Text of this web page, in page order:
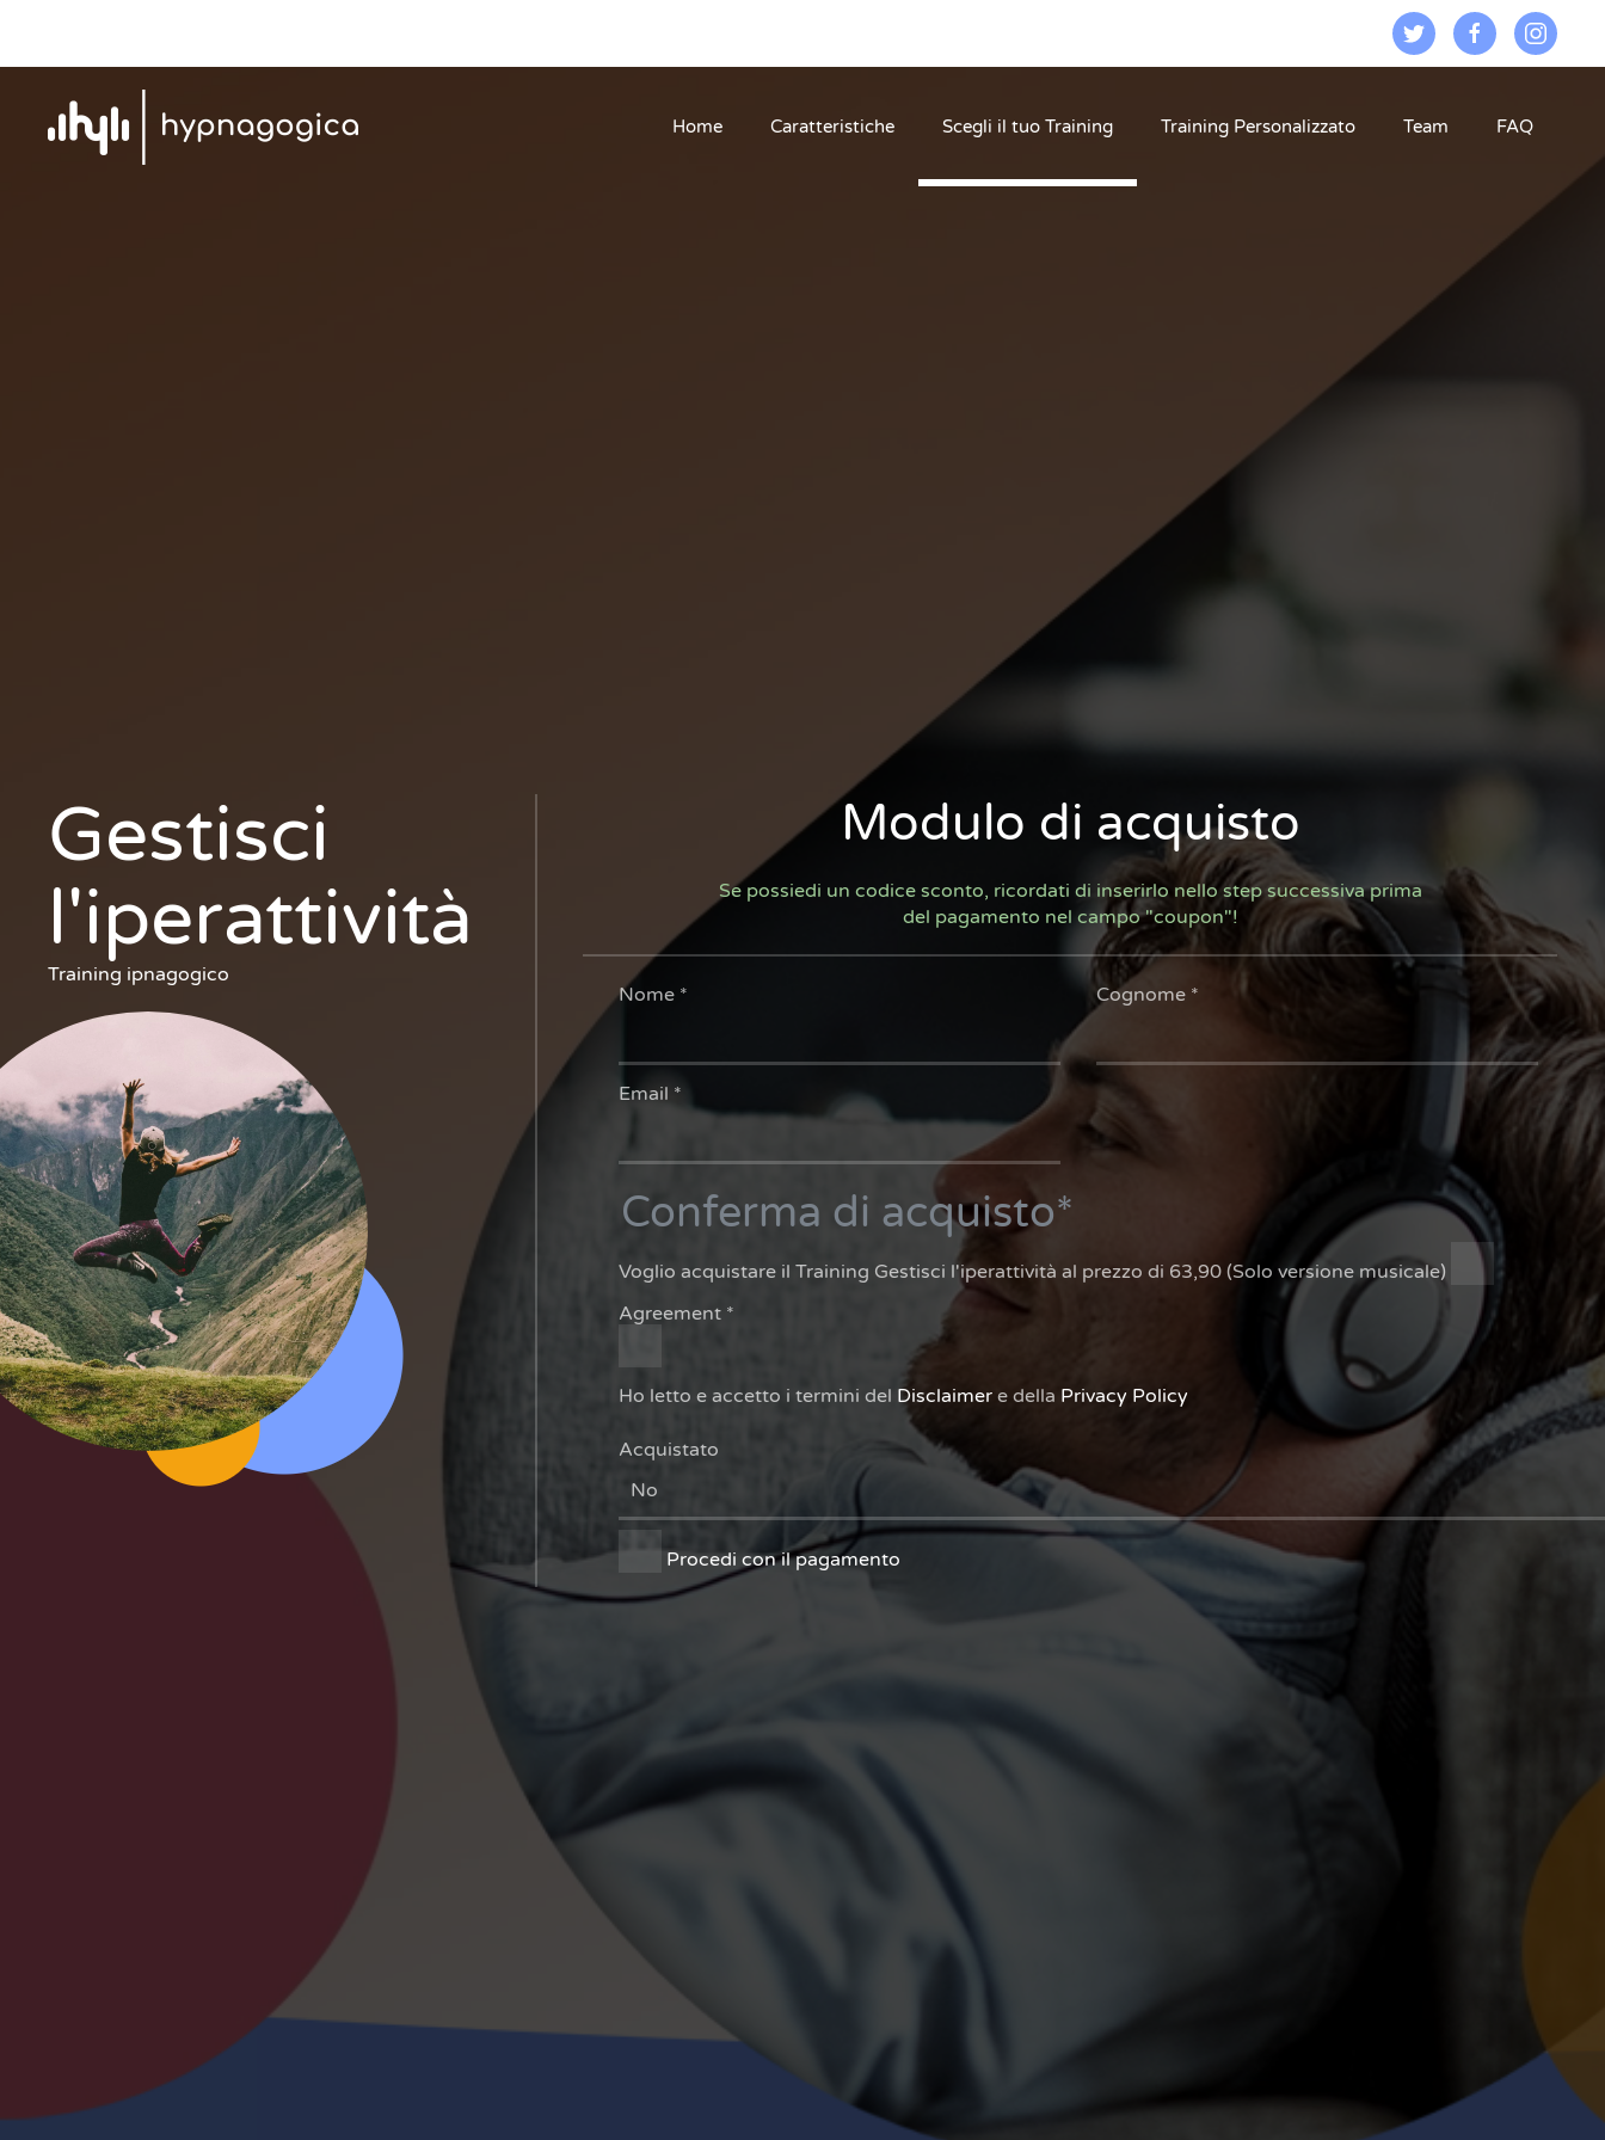
Home Caratteristiche Scegli il tuo Training Training Personalizzato Team FAQ
Gestisci
l'iperattività
Training ipnagogico
Modulo di acquisto
Se possiedi un codice sconto, ricordati di inserirlo nello step successiva prima
del pagamento nel campo "coupon"!
Nome * Cognome *
Email *
Conferma di acquisto*
Voglio acquistare il Training Gestisci l'iperattività al prezzo di 63,90 (Solo versione musicale)
Agreement *
Ho letto e accetto i termini del Disclaimer e della Privacy Policy
Acquistato
Procedi con il pagamento